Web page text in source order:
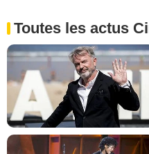
Toutes les actus